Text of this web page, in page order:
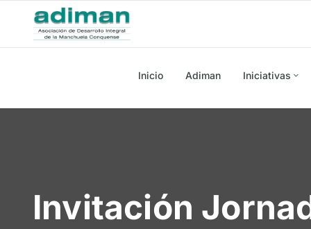
Inicio Adiman Iniciativas
Invitación